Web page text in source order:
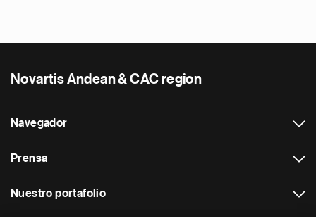
Novartis Andean & CAC region
Navegador
Prensa
Nuestro portafolio